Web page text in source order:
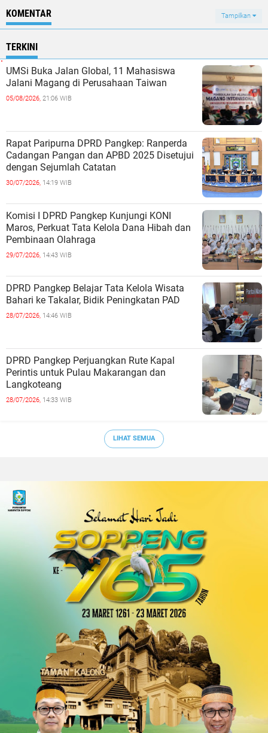
KOMENTAR Tampilkan
TERKINI
UMSi Buka Jalan Global, 11 Mahasiswa
Jalani Magang di Perusahaan Taiwan
05/08/2026, 21:06 WIB
Rapat Paripurna DPRD Pangkep: Ranperda
Cadangan Pangan dan APBD 2025 Disetujui
dengan Sejumlah Catatan
30/07/2026, 14:19 WIB
Komisi I DPRD Pangkep Kunjungi KONI
Maros, Perkuat Tata Kelola Dana Hibah dan
Pembinaan Olahraga
29/07/2026, 14:43 WIB
DPRD Pangkep Belajar Tata Kelola Wisata
Bahari ke Takalar, Bidik Peningkatan PAD
28/07/2026, 14:46 WIB
DPRD Pangkep Perjuangkan Rute Kapal
Perintis untuk Pulau Makarangan dan
Langkoteang
28/07/2026, 14:33 WIB
LIHAT SEMUA